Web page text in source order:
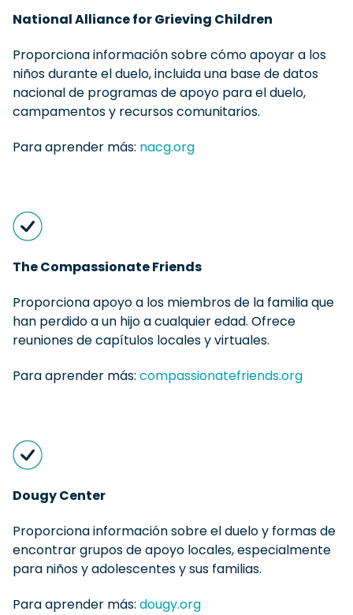
National Alliance for Grieving Children
Proporciona información sobre cómo apoyar a los
niños durante el duelo, incluida una base de datos
nacional de programas de apoyo para el duelo,
campamentos y recursos comunitarios.
Para aprender más: nacg.org
The Compassionate Friends
Proporciona apoyo a los miembros de la familia que
han perdido a un hijo a cualquier edad. Ofrece
reuniones de capítulos locales y virtuales.
Para aprender más: compassionatefriends.org
Dougy Center
Proporciona información sobre el duelo y formas de
encontrar grupos de apoyo locales, especialmente
para niños y adolescentes y sus familias.
Para aprender más: dougy.org